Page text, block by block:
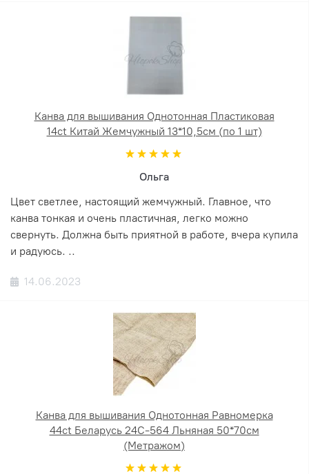
Канва для вышивания Однотонная Пластиковая
14ct Китай Жемчужный 13*10,5см (по 1 шт)
Ольга
Цвет светлее, настоящий жемчужный. Главное, что
канва тонкая и очень пластичная, легко можно
свернуть. Должна быть приятной в работе, вчера купила
и радуюсь. ..
14.06.2023
Канва для вышивания Однотонная Равномерка
44ct Беларусь 24С-564 Льняная 50*70см
(Метражом)